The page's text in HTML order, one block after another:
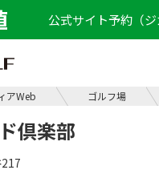
公式サイト予約（
アWeb ゴルフ場
倶楽部